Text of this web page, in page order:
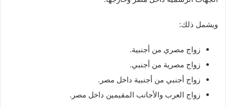
ويشمل ذلك:
زواج مصري من أجنبية.
زواج مصرية من أجنبي.
زواج أجنبي من أجنبية داخل مصر.
زواج العرب والأجانب المقيمين داخل مصر.